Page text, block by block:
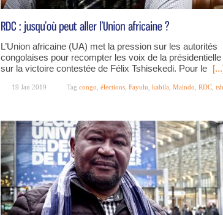
L’Union africaine (UA) met la pression sur les autorités
congolaises pour recompter les voix de la
sur la victoire contestée de Félix Tshisekedi. Pour le
19 Jan 2019 Tag congo élections Fayulu kabila Maindo RDC